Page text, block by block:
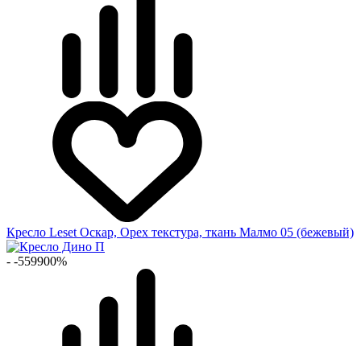
Кресло Leset Оскар, Орех текстура, ткань Малмо 05 (бежевый)
- -559900%